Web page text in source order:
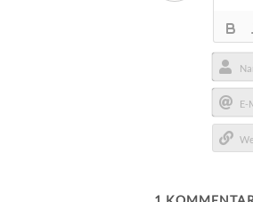
E-
Mail*